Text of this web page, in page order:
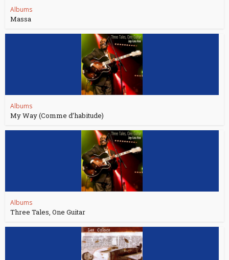
Albums
Massa
Albums
My Way (Comme d’habitude)
Albums
Three Tales, One Guitar